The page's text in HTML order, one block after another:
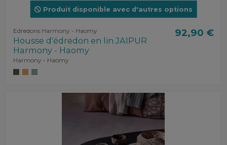
Produit disponible avec d'autres options
Edredons Harmony - Haomy
Housse d'édredon en lin JAIPUR
Harmony - Haomy
Harmony - Haomy
92,90 €